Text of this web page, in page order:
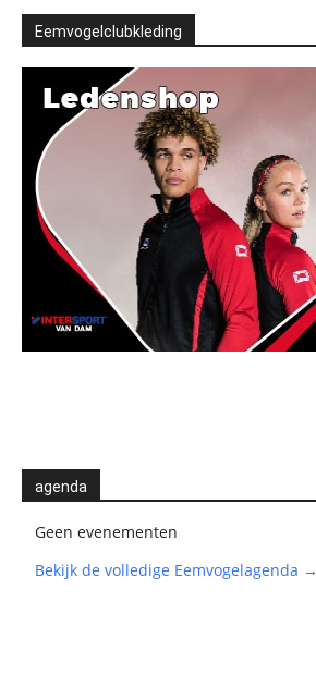
Eemvogelclubkleding
agenda
Geen evenementen
Bekijk de volledige Eemvogelagenda →